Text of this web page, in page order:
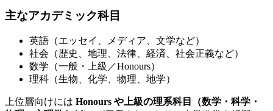
主なアカデミック科目
英語（エッセイ、メディア、文学など）
社会（歴史、地理、法律、経済、社会正義など）
数学（一般・上級／Honours）
理科（生物、化学、物理、地学）
上位層向けには Honours や上級の理系科目（数学・科学・